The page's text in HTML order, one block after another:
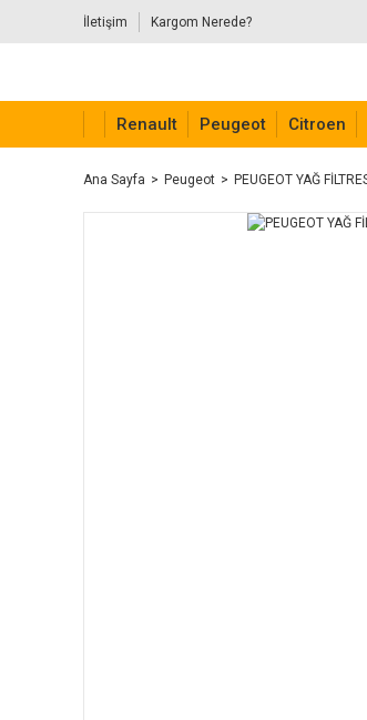
İletişim Kargom Nerede?
Renault Peugeot Citroen
Ana Sayfa Peugeot PEUGEOT YAĞ